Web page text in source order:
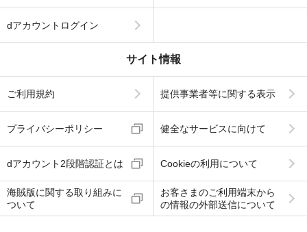
dアカウントログイン
サイト情報
ご利用規約 提供事業者等に関する表示
プライバシーポリシー 健全なサービスに向けて
dアカウント2段階認証とは Cookieの利用について
海賊版に関する取り組みに
ついて
お客さまのご利用端末から
の情報の外部送信について